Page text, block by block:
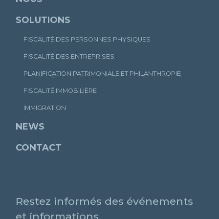
SOLUTIONS
FISCALITÉ DES PERSONNES PHYSIQUES
FISCALITÉ DES ENTREPRISES
PLANIFICATION PATRIMONIALE ET PHILANTHROPIE
FISCALITÉ IMMOBILIÈRE
IMMIGRATION
NEWS
CONTACT
Restez informés des événements
et informations